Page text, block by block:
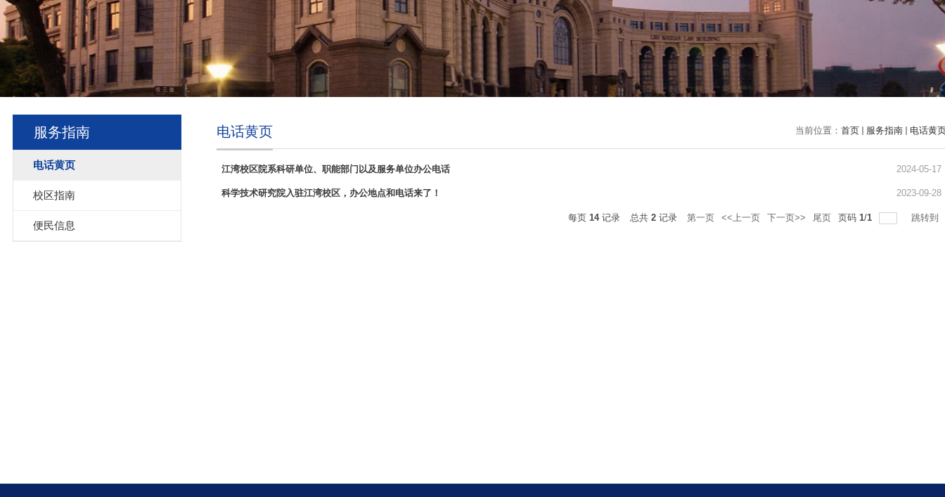
服务指南
电话黄页
校区指南
便民信息
当前位置： 首页 服务指南 电话黄
电话黄页
江湾校区院系科研单位、职能部门以及服务单位办公电话 2024-05-17
科学技术研究院入驻江湾校区，办公地点和电话来了！ 2023-09-28
每页 14记录 总共 2 记录 第一页 <<上一页 下一页>> 尾页 页码 1/1 跳转到